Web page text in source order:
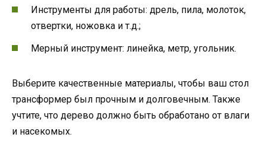
Инструменты для работы: дрель, пила, молоток,
отвертки, ножовка и т.д.;
Мерный инструмент: линейка, метр, угольник.
Выберите качественные материалы, чтобы ваш стол
трансформер был прочным и долговечным. Также
учтите, что дерево должно быть обработано от влаги
и насекомых.